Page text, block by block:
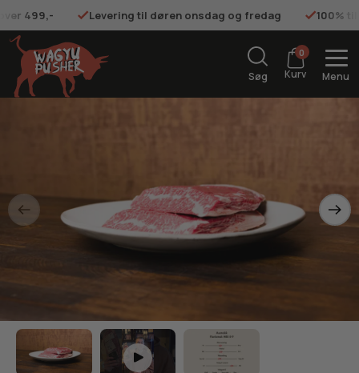
499,- Levering til døren onsdag og fredag 100%
Søg
0
Kurv Menu